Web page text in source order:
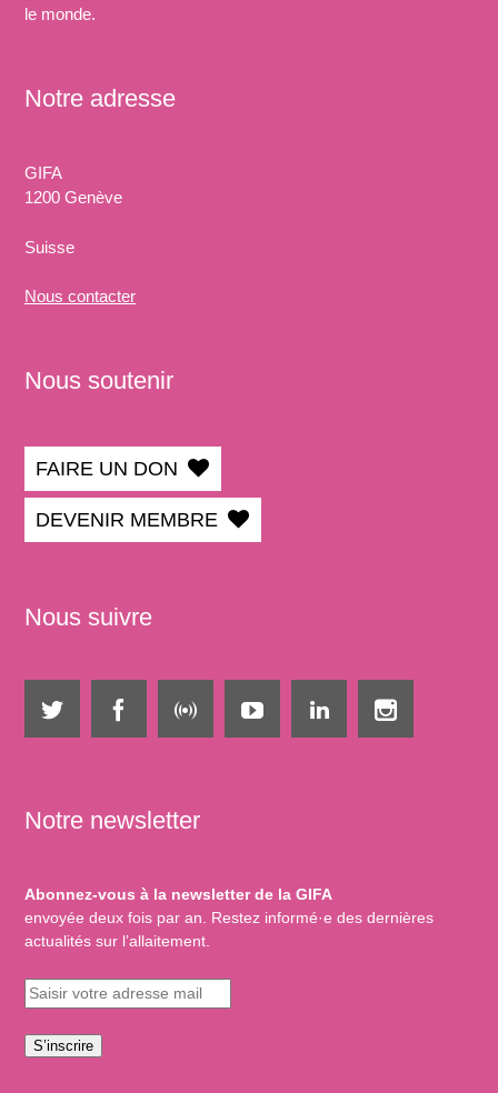
le monde.
Notre adresse
GIFA
1200 Genève
Suisse
Nous contacter
Nous soutenir
FAIRE UN DON
DEVENIR MEMBRE
Nous suivre
Notre newsletter
Abonnez-vous à la newsletter de la GIFA
envoyée deux fois par an. Restez informé·e des dernières
actualités sur l’allaitement.
S’inscrire